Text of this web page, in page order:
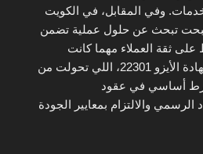
وفي المقابل، في الكويت
تبحث عن حلول عملية تضمن
على ثقة العملاء مهما كانت
يجي دور شهادة الأيزو 22301، اللي تحولت من
أساسي في عقود
الرسمي والالتزام بمعايير الجودة